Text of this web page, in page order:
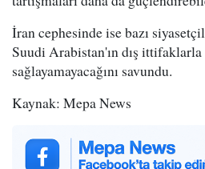
İran cephesinde ise bazı
Suudi Arabistan'ın dış
sağlayamayacağını savundu.
Kaynak: Mepa News